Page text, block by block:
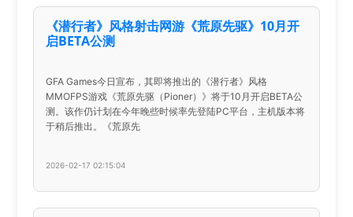
《潜行者》风格射击网游《荒原先驱》10月开
启BETA公测
GFA Games今日宣布，其即将推出的《潜行者》风格
MMOFPS游戏《荒原先驱（Pioner）》将于10月开启BETA公
测。该作仍计划在今年晚些时候率先登陆PC平台，主机版本将
于稍后推出。《荒原先
2026-02-17 02:15:04